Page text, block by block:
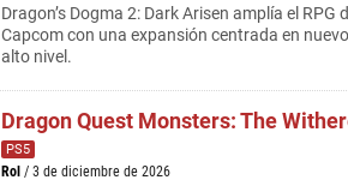
Dragon’s Dogma 2: Dark Arisen amplía el
Capcom con una expansión centrada en
alto nivel.
Dragon Quest Monsters: The
PS5
Rol / 3 de diciembre de 2026